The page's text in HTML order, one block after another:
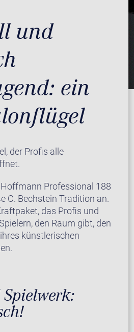
und
ein
der Profis alle
Professional 188
C. Bechstein Tradition an.
das Profis und
den Raum gibt, den
künstlerischen